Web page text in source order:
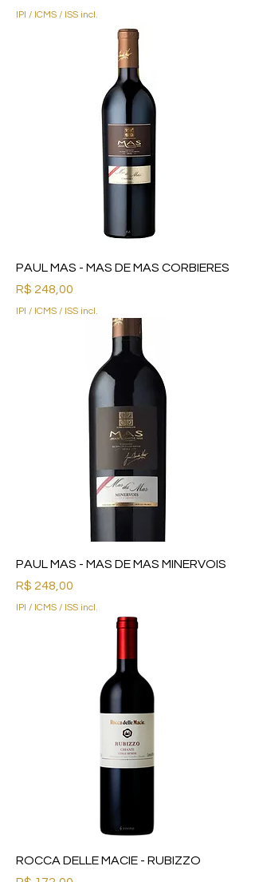
IPI / ICMS / ISS incl.
PAUL MAS - MAS DE MAS CORBIERES
Preço
R$ 248,00
IPI / ICMS / ISS incl.
PAUL MAS - MAS DE MAS MINERVOIS
Preço
R$ 248,00
IPI / ICMS / ISS incl.
ROCCA DELLE MACIE - RUBIZZO